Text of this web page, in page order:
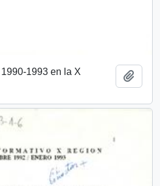
1993 en la X